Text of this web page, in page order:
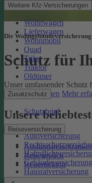
Weitere Kfz-Versicherungen
Wohnwagen
Lieferwagen
Wohnmobil
Quad
Trike
Traktor
Oldtimer
Zusatzschutz
Schutzbrief
Reiseversicherung
Reisegepäck
Reiserücktritt
Die
Schutz für
Unser umfassender Schutz
Online berechnen Mehr
Unsere
Autoversicherung
Gebäudeversicherung
Hausratversicherung